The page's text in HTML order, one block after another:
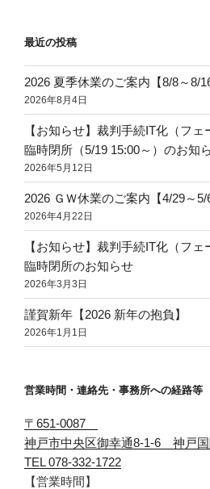
最近の投稿
2026 夏季休業のご案内【8/8～8/16
2026年8月4日
【お知らせ】裁判手続IT化（フ
臨時閉所（5/19 15:00～）のお知
2026年5月12日
2026 ＧＷ休業のご案内【4/29～5/6
2026年4月22日
【お知らせ】裁判手続IT化（フ
臨時閉所のお知らせ
2026年3月3日
謹賀新年【2026 新年の抱負】
2026年1月1日
営業時間・連絡先・事務所への経路等
〒651-0087
神戸市中央区御幸通8-1-6 神戸
TEL 078-332-1722
【営業時間】